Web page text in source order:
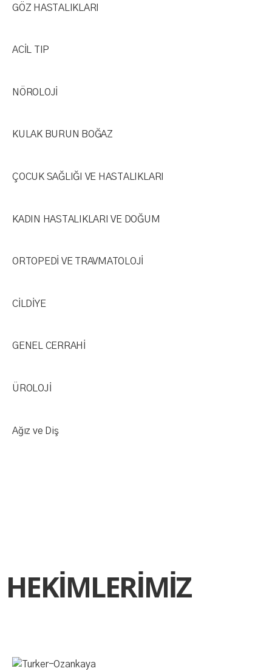
GÖZ HASTALIKLARI​
ACİL TIP​
NÖROLOJİ​
KULAK BURUN BOĞAZ​
ÇOCUK SAĞLIĞI VE HASTALIKLARI​
KADIN HASTALIKLARI VE DOĞUM​
ORTOPEDİ VE TRAVMATOLOJİ​
CİLDİYE
GENEL CERRAHİ​
ÜROLOJİ​
Ağız ve Diş
HEKİMLERİMİZ